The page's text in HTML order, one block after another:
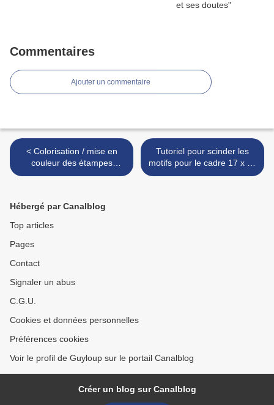
Commentaires
Ajouter un commentaire
< Colorisation / mise en
couleur des étampes
(tampons), encre, feutres,
Tutoriel pour scinder les
motifs pour le cadre 17 x 10
de Brother >
Hébergé par Canalblog
Top articles
Pages
Contact
Signaler un abus
C.G.U.
Cookies et données personnelles
Préférences cookies
Voir le profil de Guyloup sur le portail Canalblog
Créer un blog sur Canalblog